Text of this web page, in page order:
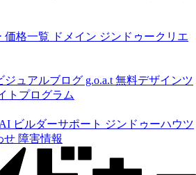
価格一覧 ドメイン ジンドゥークリエ
ジュアルブログ g.o.a.t 無料デザインツ
トプログラム
AI ビルダーサポート ジンドゥーハウツ
せ 障害情報